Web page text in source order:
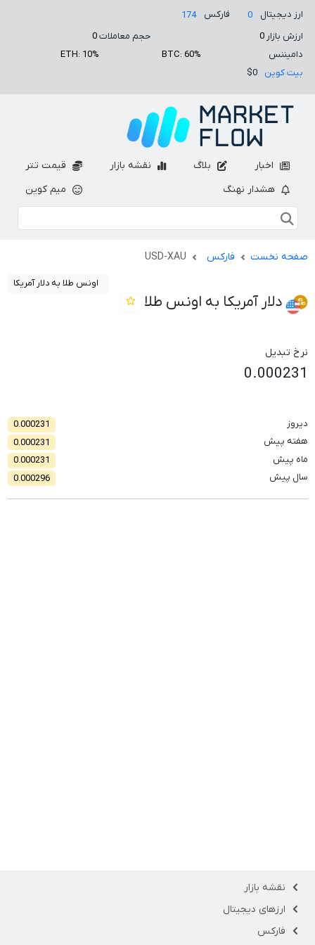
ارز دیجیتال 0 فارکس
174
ارزش بازار0 حجم معاملات0
دامیننس
BTC: 60%
ETH: 10%
بیت کوین
$0
اخبار بلاگ نقشه بازار
قیمت تتر
هشدار نهنگ
میم کوین
صفحه نخست فارکس USD-XAU
اونس طلا به دلار آمریکا
دلار آمریکا به اونس طلا
نرخ تبدیل
0.000231
دیروز
0.000231
هفته پیش
0.000231
ماه پیش
0.000231
سال پیش
0.000296
نقشه بازار
ارزهای دیجیتال
فارکس